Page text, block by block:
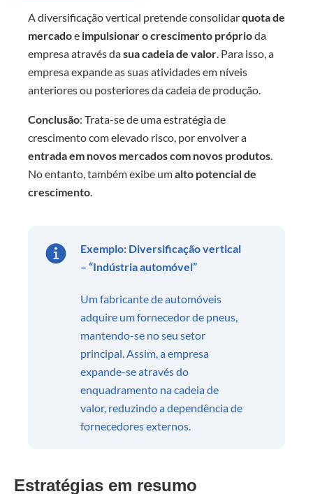
A diversificação vertical pretende consolidarquota de
mercadoe impulsionar o crescimento próprioda
empresa através dasua cadeia de valor. Para isso, a
empresa expande as suas atividades em níveis
anteriores ou posteriores da cadeia de produção.
Conclusão: Trata-se de uma estratégia de
crescimento com elevado risco, por envolver a
entrada em novos mercados com novos produtos.
No entanto, também exibe umalto potencial de
crescimento.
Exemplo: Diversificação vertical
– “Indústria automóvel”
Um fabricante de automóveis
adquire um fornecedor de pneus,
mantendo-se no seu setor
principal. Assim, a empresa
expande-se através do
enquadramento na cadeia de
valor, reduzindo a dependência de
fornecedores externos.
Estratégias em resumo